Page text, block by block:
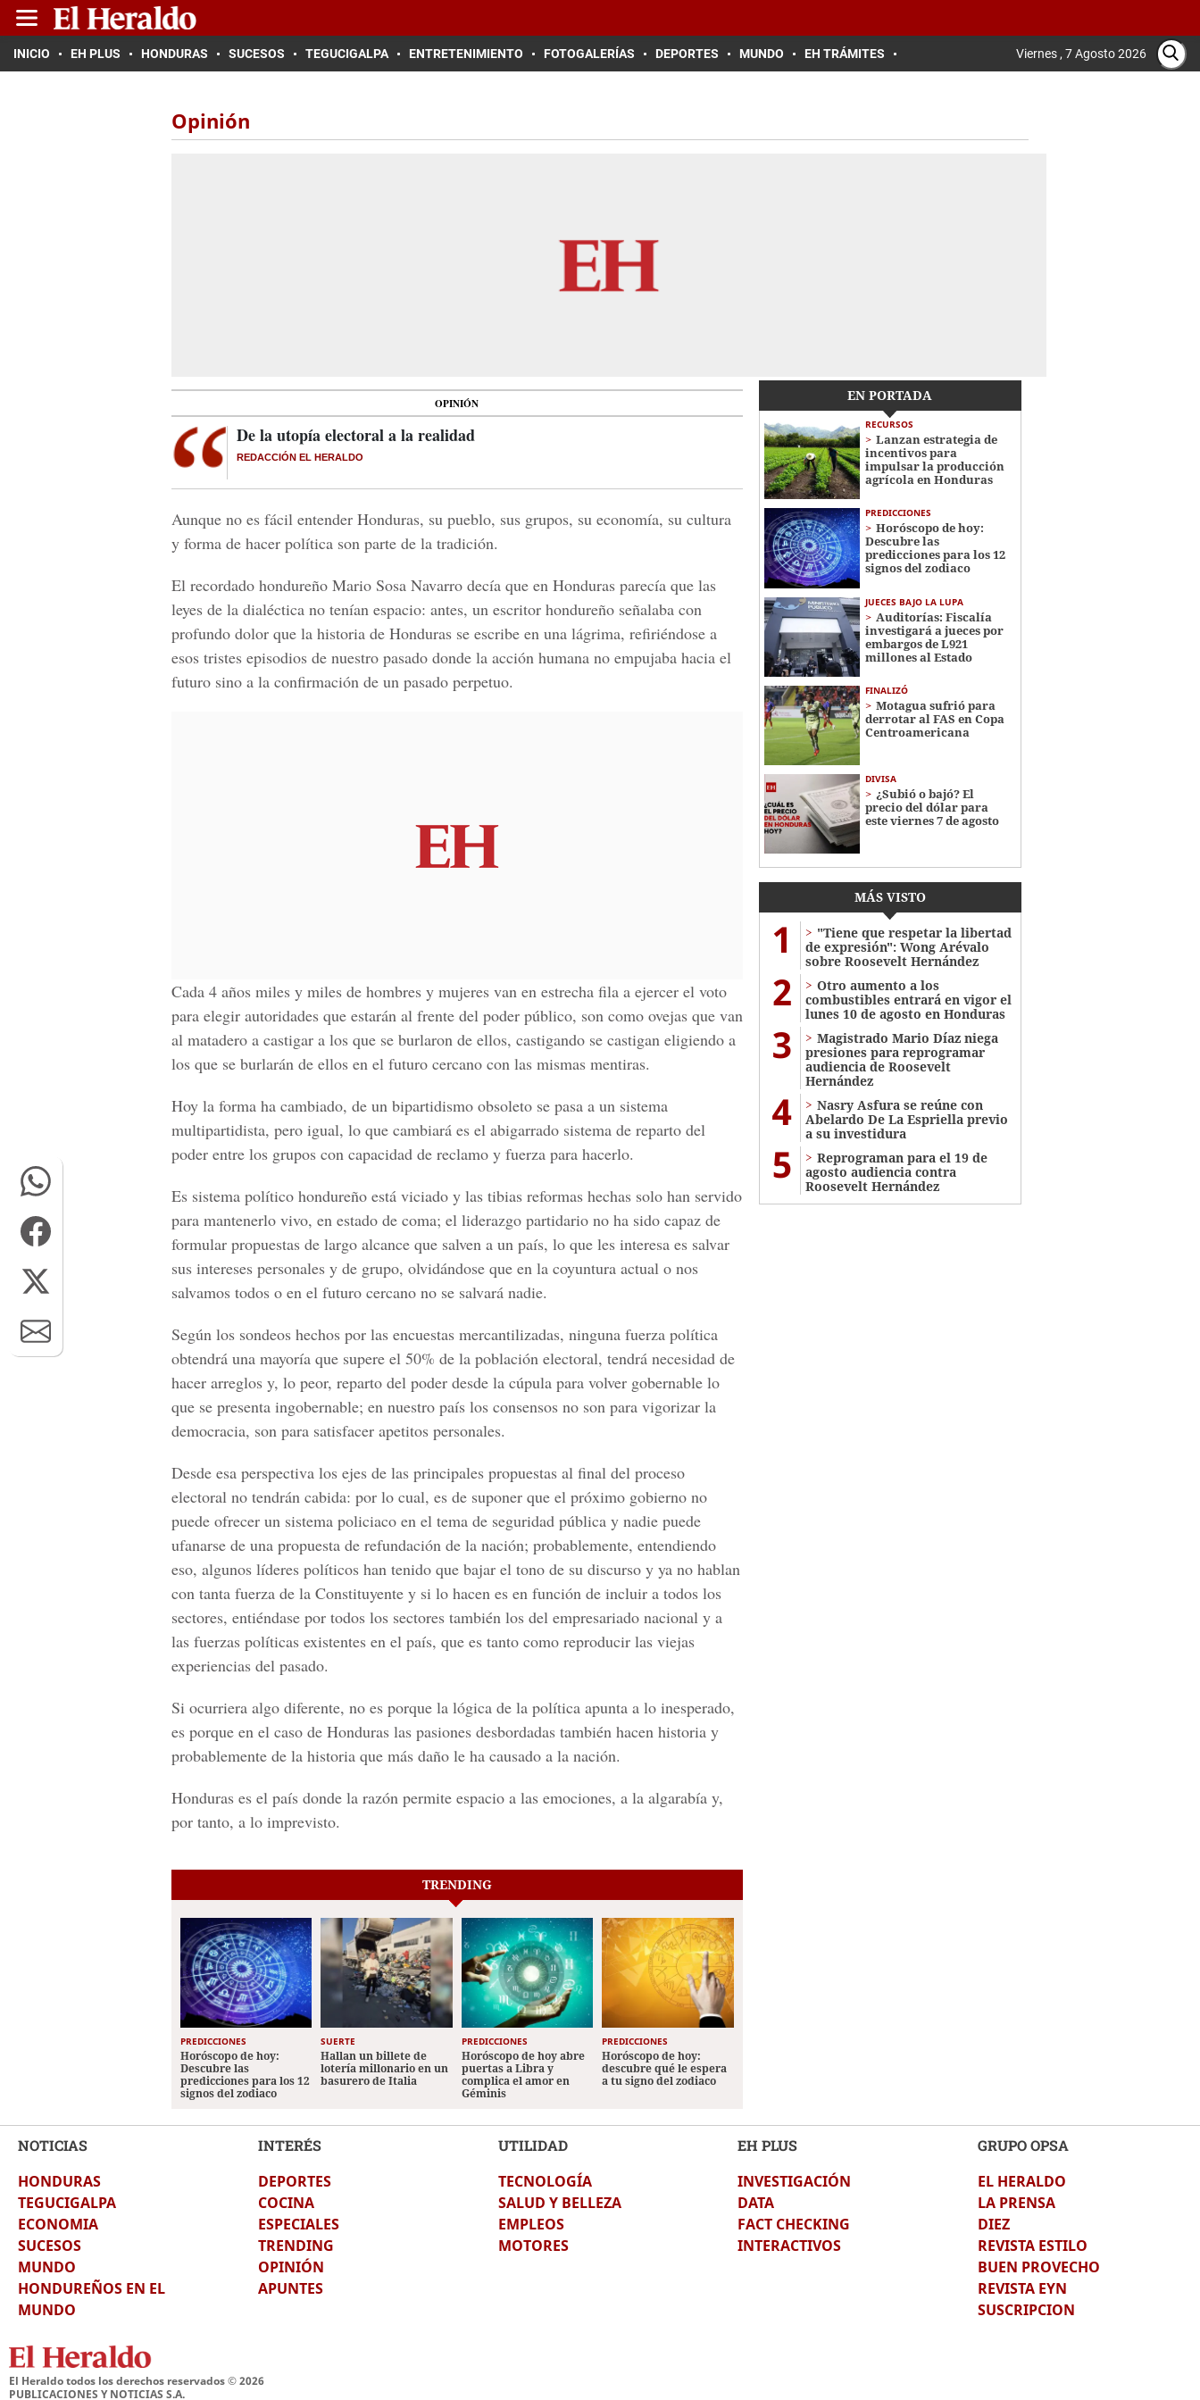
INICIO EH PLUS HONDURAS SUCESOS TEGUCIGALPA ENTRETENIMIENTO FOTOGALERÍAS DEPORTES MUNDO EH TRÁMITES Viernes , 7 Agosto 2026
Opinión
OPINIÓN
De la utopía electoral a la realidad
REDACCIÓN EL HERALDO
Aunque no es fácil entender Honduras, su pueblo, sus grupos, su economía, su cultura
y forma de hacer política son parte de la tradición.
El recordado hondureño Mario Sosa Navarro decía que en Honduras parecía que las
leyes de la dialéctica no tenían espacio: antes, un escritor hondureño señalaba con
profundo dolor que la historia de Honduras se escribe en una lágrima, refiriéndose a
esos tristes episodios de nuestro pasado donde la acción humana no empujaba hacia el
futuro sino a la confirmación de un pasado perpetuo.
Cada 4 años miles y miles de hombres y mujeres van en estrecha fila a ejercer el voto
para elegir autoridades que estarán al frente del poder público, son como ovejas que van
al matadero a castigar a los que se burlaron de ellos, castigando se castigan eligiendo a
los que se burlarán de ellos en el futuro cercano con las mismas mentiras.
Hoy la forma ha cambiado, de un bipartidismo obsoleto se pasa a un sistema
multipartidista, pero igual, lo que cambiará es el abigarrado sistema de reparto del
poder entre los grupos con capacidad de reclamo y fuerza para hacerlo.
Es sistema político hondureño está viciado y las tibias reformas hechas solo han servido
para mantenerlo vivo, en estado de coma; el liderazgo partidario no ha sido capaz de
formular propuestas de largo alcance que salven a un país, lo que les interesa es salvar
sus intereses personales y de grupo, olvidándose que en la coyuntura actual o nos
salvamos todos o en el futuro cercano no se salvará nadie.
Según los sondeos hechos por las encuestas mercantilizadas, ninguna fuerza política
obtendrá una mayoría que supere el 50% de la población electoral, tendrá necesidad de
hacer arreglos y, lo peor, reparto del poder desde la cúpula para volver gobernable lo
que se presenta ingobernable; en nuestro país los consensos no son para vigorizar la
democracia, son para satisfacer apetitos personales.
Desde esa perspectiva los ejes de las principales propuestas al final del proceso
electoral no tendrán cabida: por lo cual, es de suponer que el próximo gobierno no
puede ofrecer un sistema policiaco en el tema de seguridad pública y nadie puede
ufanarse de una propuesta de refundación de la nación; probablemente, entendiendo
eso, algunos líderes políticos han tenido que bajar el tono de su discurso y ya no hablan
con tanta fuerza de la Constituyente y si lo hacen es en función de incluir a todos los
sectores, entiéndase por todos los sectores también los del empresariado nacional y a
las fuerzas políticas existentes en el país, que es tanto como reproducir las viejas
experiencias del pasado.
Si ocurriera algo diferente, no es porque la lógica de la política apunta a lo inesperado,
es porque en el caso de Honduras las pasiones desbordadas también hacen historia y
probablemente de la historia que más daño le ha causado a la nación.
Honduras es el país donde la razón permite espacio a las emociones, a la algarabía y,
por tanto, a lo imprevisto.
EN PORTADA
RECURSOS
Lanzan estrategia de
incentivos para
impulsar la producción
agrícola en Honduras
PREDICCIONES
Horóscopo de hoy:
Descubre las
predicciones para los 12
signos del zodiaco
JUECES BAJO LA LUPA
Auditorías: Fiscalía
investigará a jueces por
embargos de L921
millones al Estado
FINALIZÓ
Motagua sufrió para
derrotar al FAS en Copa
Centroamericana
DIVISA
¿Subió o bajó? El
precio del dólar para
este viernes 7 de agosto
MÁS VISTO
1
"Tiene que respetar la libertad
de expresión": Wong Arévalo
sobre Roosevelt Hernández
2
Otro aumento a los
combustibles entrará en vigor el
lunes 10 de agosto en Honduras
3
Magistrado Mario Díaz niega
presiones para reprogramar
audiencia de Roosevelt
Hernández
4
Nasry Asfura se reúne con
Abelardo De La Espriella previo
a su investidura
5
Reprograman para el 19 de
agosto audiencia contra
Roosevelt Hernández
TRENDING
PREDICCIONES
Horóscopo de hoy:
Descubre las
predicciones para los 12
signos del zodiaco
SUERTE
Hallan un billete de
lotería millonario en un
basurero de Italia
PREDICCIONES
Horóscopo de hoy abre
puertas a Libra y
complica el amor en
Géminis
PREDICCIONES
Horóscopo de hoy:
descubre qué le espera
a tu signo del zodiaco
NOTICIAS
HONDURAS
TEGUCIGALPA
ECONOMIA
SUCESOS
MUNDO
HONDUREÑOS EN EL
MUNDO
INTERÉS
DEPORTES
COCINA
ESPECIALES
TRENDING
OPINIÓN
APUNTES
UTILIDAD
TECNOLOGÍA
SALUD Y BELLEZA
EMPLEOS
MOTORES
EH PLUS
INVESTIGACIÓN
DATA
FACT CHECKING
INTERACTIVOS
GRUPO OPSA
EL HERALDO
LA PRENSA
DIEZ
REVISTA ESTILO
BUEN PROVECHO
REVISTA EYN
SUSCRIPCION
El Heraldo todos los derechos reservados ©2026
PUBLICACIONES Y NOTICIAS S.A.